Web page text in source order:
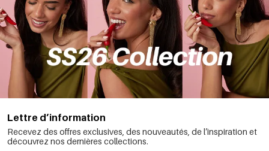
Lettre d’information
Recevez des offres exclusives, des nouveautés, de l’inspiration et
découvrez nos dernières collections.